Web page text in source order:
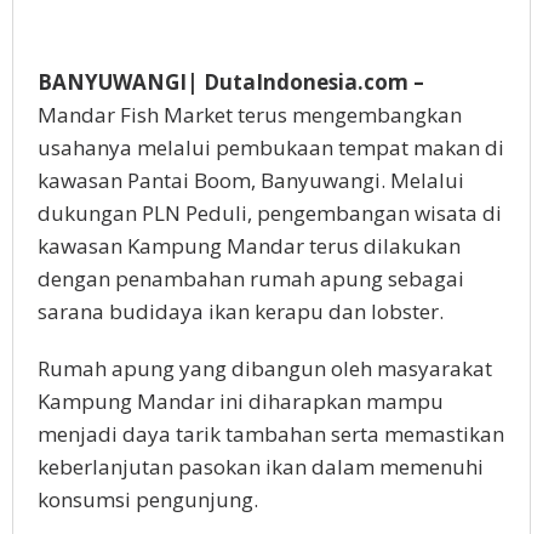
BANYUWANGI| DutaIndonesia.com –
Mandar Fish Market terus mengembangkan
usahanya melalui pembukaan tempat makan di
kawasan Pantai Boom, Banyuwangi. Melalui
dukungan PLN Peduli, pengembangan wisata di
kawasan Kampung Mandar terus dilakukan
dengan penambahan rumah apung sebagai
sarana budidaya ikan kerapu dan lobster.
Rumah apung yang dibangun oleh masyarakat
Kampung Mandar ini diharapkan mampu
menjadi daya tarik tambahan serta memastikan
keberlanjutan pasokan ikan dalam memenuhi
konsumsi pengunjung.